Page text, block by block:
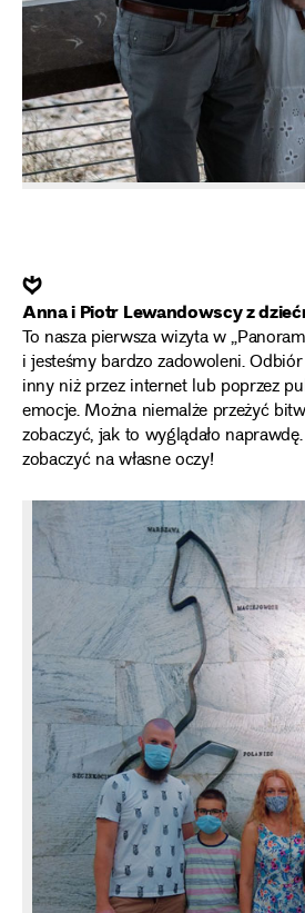
❦
Anna i Piotr Lewandowscy z
To nasza pierwsza wizyta w
i jesteśmy bardzo zadowoleni.
inny niż przez internet lub poprzez
emocje. Można niemalże przeżyć
zobaczyć, jak to wyglądało
zobaczyć na własne oczy!